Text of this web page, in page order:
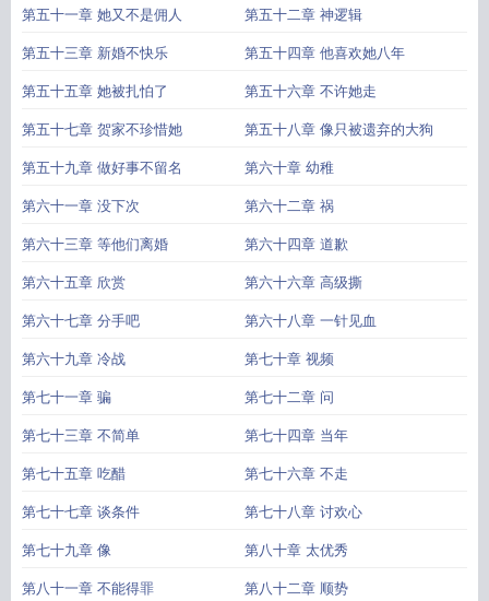
第五十一章 她又不是佣人 第五十二章 神逻辑
第五十三章 新婚不快乐 第五十四章 他喜欢她八年
第五十五章 她被扎怕了 第五十六章 不许她走
第五十七章 贺家不珍惜她 第五十八章 像只被遗弃的大狗
第五十九章 做好事不留名 第六十章 幼稚
第六十一章 没下次 第六十二章 祸
第六十三章 等他们离婚 第六十四章 道歉
第六十五章 欣赏 第六十六章 高级撕
第六十七章 分手吧 第六十八章 一针见血
第六十九章 冷战 第七十章 视频
第七十一章 骗 第七十二章 问
第七十三章 不简单 第七十四章 当年
第七十五章 吃醋 第七十六章 不走
第七十七章 谈条件 第七十八章 讨欢心
第七十九章 像 第八十章 太优秀
第八十一章 不能得罪 第八十二章 顺势